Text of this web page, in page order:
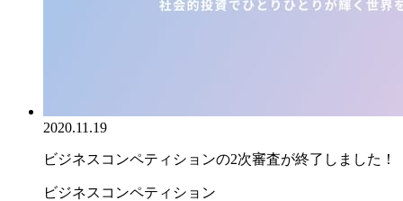
2020.11.19
ビジネスコンペティションの2次審査が終了しました！
ビジネスコンペティション